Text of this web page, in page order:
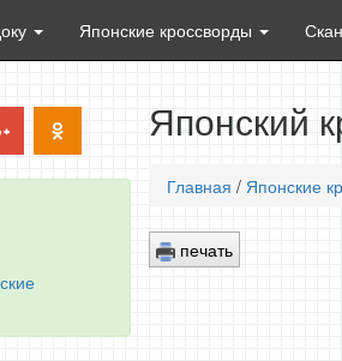
Японские кроссворды
Японский
Главная / Японские
печать